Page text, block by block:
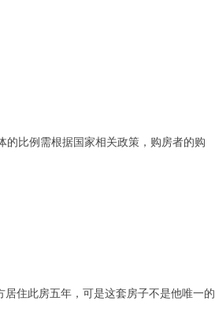
的比例需根据国家相关政策，购房者的购
住此房五年，可是这套房子不是他唯一的